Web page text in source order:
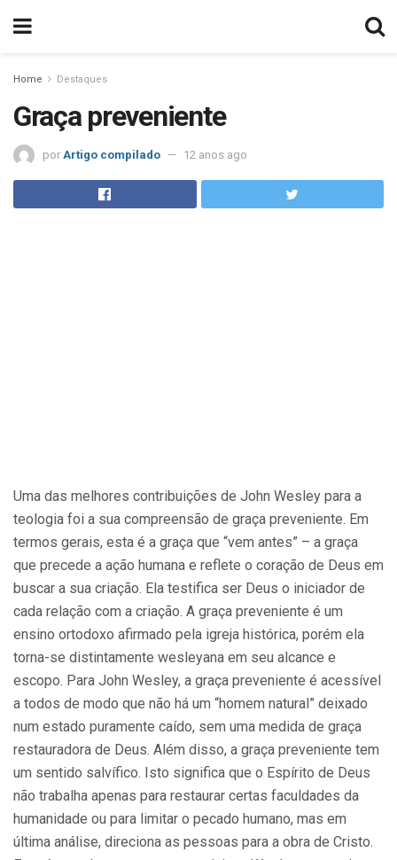
Home Destaques
Graça preveniente
por Artigo compilado 12 anos ago
Uma das melhores contribuições de John Wesley para a
teologia foi a sua compreensão de graça preveniente. Em
termos gerais, esta é a graça que “vem antes” – a graça
que precede a ação humana e reflete o coração de Deus em
buscar a sua criação. Ela testifica ser Deus o iniciador de
cada relação com a criação. A graça preveniente é um
ensino ortodoxo afirmado pela igreja histórica, porém ela
torna-se distintamente wesleyana em seu alcance e
escopo. Para John Wesley, a graça preveniente é acessível
a todos de modo que não há um “homem natural” deixado
num estado puramente caído, sem uma medida de graça
restauradora de Deus. Além disso, a graça preveniente tem
um sentido salvífico. Isto significa que o Espírito de Deus
não trabalha apenas para restaurar certas faculdades da
humanidade ou para limitar o pecado humano, mas em
última análise, direciona as pessoas para a obra de Cristo.